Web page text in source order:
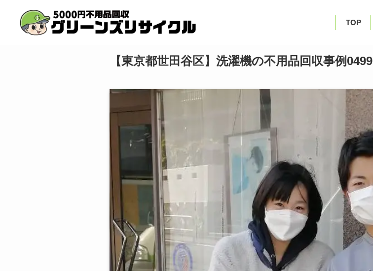
TOP
【東京都世田谷区】洗濯機の不用品回収事例0499